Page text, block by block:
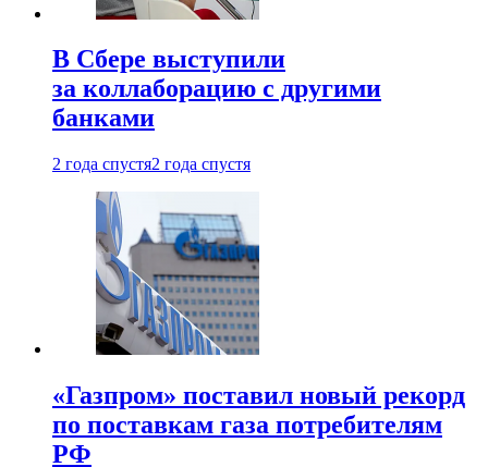
В Сбере выступили
за коллаборацию с другими
банками
2 года спустя2 года спустя
«Газпром» поставил новый рекорд
по поставкам газа потребителям
РФ